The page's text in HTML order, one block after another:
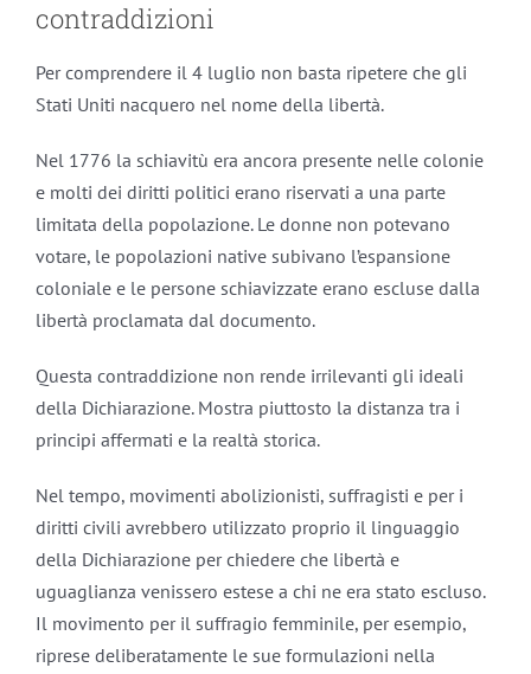
contraddizioni
Per comprendere il 4 luglio non basta ripetere che gli
Stati Uniti nacquero nel nome della libertà.
Nel 1776 la schiavitù era ancora presente nelle colonie
e molti dei diritti politici erano riservati a una parte
limitata della popolazione. Le donne non potevano
votare, le popolazioni native subivano l’espansione
coloniale e le persone schiavizzate erano escluse dalla
libertà proclamata dal documento.
Questa contraddizione non rende irrilevanti gli ideali
della Dichiarazione. Mostra piuttosto la distanza tra i
principi affermati e la realtà storica.
Nel tempo, movimenti abolizionisti, suffragisti e per i
diritti civili avrebbero utilizzato proprio il linguaggio
della Dichiarazione per chiedere che libertà e
uguaglianza venissero estese a chi ne era stato escluso.
Il movimento per il suffragio femminile, per esempio,
riprese deliberatamente le sue formulazioni nella